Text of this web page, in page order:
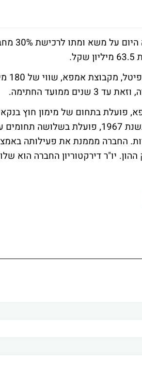
חברת
בתחום של מימון חוץ בנקאי
בישראל. החברה, שנוסדה בשנת 1967,
החברה מממנת את פעילותה
יו"ר דירקטוריון החברה הוא